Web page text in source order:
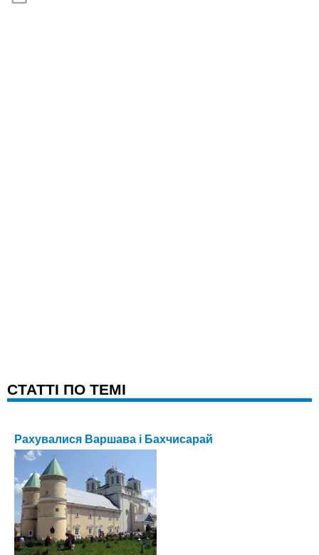
CТАТТІ ПО ТЕМІ
Рахувалися Варшава і Бахчисарай